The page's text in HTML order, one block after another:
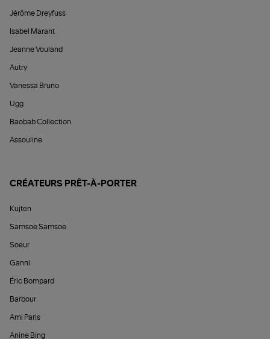
Jérôme Dreyfuss
Isabel Marant
Jeanne Vouland
Autry
Vanessa Bruno
Ugg
Baobab Collection
Assouline
CRÉATEURS PRÊT-À-PORTER
Kujten
Samsoe Samsoe
Soeur
Ganni
Éric Bompard
Barbour
Ami Paris
Anine Bing